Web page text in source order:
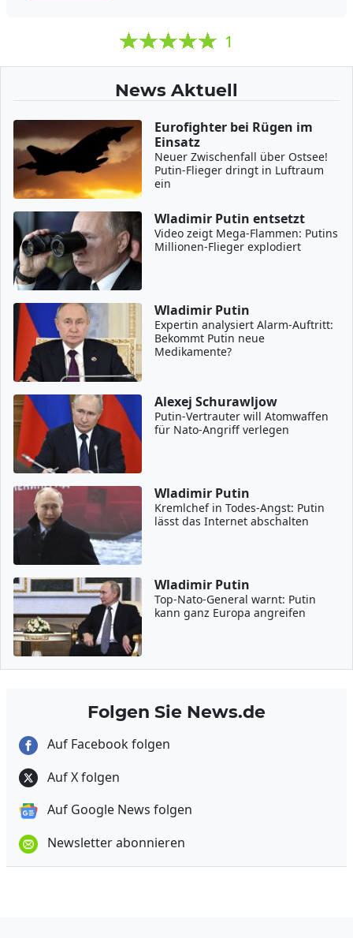
1
News Aktuell
Eurofighter bei Rügen im
Einsatz
Neuer Zwischenfall über Ostsee!
Putin-Flieger dringt in Luftraum
ein
Wladimir Putin entsetzt
Video zeigt Mega-Flammen: Putins
Millionen-Flieger explodiert
Wladimir Putin
Expertin analysiert Alarm-Auftritt:
Bekommt Putin neue
Medikamente?
Alexej Schurawljow
Putin-Vertrauter will Atomwaffen
für Nato-Angriff verlegen
Wladimir Putin
Kremlchef in Todes-Angst: Putin
lässt das Internet abschalten
Wladimir Putin
Top-Nato-General warnt: Putin
kann ganz Europa angreifen
Folgen Sie News.de
Auf Facebook folgen
Auf X folgen
Auf Google News folgen
Newsletter abonnieren